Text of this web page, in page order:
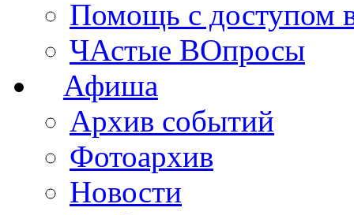
Помощь с доступом
ЧАстые ВОпросы
Афиша
Архив событий
Фотоархив
Новости